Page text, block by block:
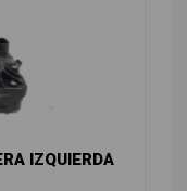
IZQUIERDA